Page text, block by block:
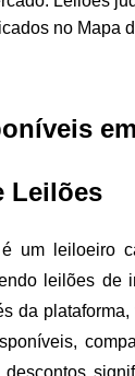
no Mapa
Leilões
um leiloeiro
leilões de
da
descontos